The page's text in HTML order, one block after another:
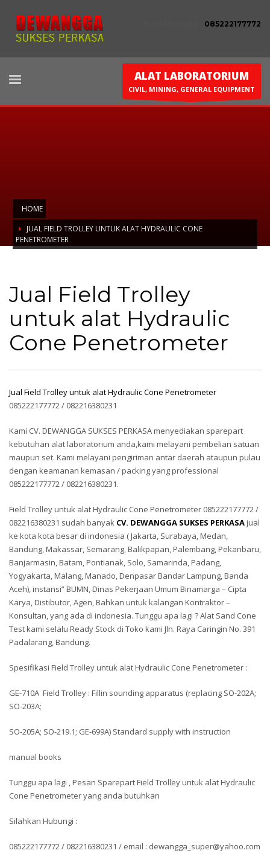
085222177772
ALAT LABORATORIUM
CIVIL, MINING, GENERAL EQUIPMENT
HOME
JUAL FIELD TROLLEY UNTUK ALAT HYDRAULIC CONE
PENETROMETER
Hydraulic Cone Penetrometer
Jual Field Trolley
untuk alat Hydraulic
Cone Penetrometer
Jual Field Trolley untuk alat Hydraulic Cone Penetrometer
085222177772 / 082216380231
Kami CV. DEWANGGA SUKSES PERKASA menyediakan sparepart
kebutuhan alat laboratorium anda,kami melayani pembelian satuan
maupun set. Kami melayani pengiriman antar daerah ataupun pulau
dengan keamanan kemasan / packing yang professional
085222177772 / 082216380231.
Field Trolley untuk alat Hydraulic Cone Penetrometer 085222177772 /
082216380231 sudah banyak CV. DEWANGGA SUKSES PERKASAjual
ke kota kota besar di indonesia ( Jakarta, Surabaya, Medan,
Bandung, Makassar, Semarang, Balikpapan, Palembang, Pekanbaru,
Banjarmasin, Batam, Pontianak, Solo, Samarinda, Padang,
Yogyakarta, Malang, Manado, Denpasar Bandar Lampung, Banda
Aceh), instansi” BUMN, Dinas Pekerjaan Umum Binamarga – Cipta
Karya, Distibutor, Agen, Bahkan untuk kalangan Kontraktor –
Konsultan, yang ada di indonesia. Tunggu apa lagi ? Alat Sand Cone
Test kami selalu Ready Stock di Toko kami Jln. Raya Caringin No. 391
Padalarang, Bandung.
Spesifikasi Field Trolley untuk alat Hydraulic Cone Penetrometer :
GE-710A Field Trolley : Fillin sounding apparatus (replacing SO-202A;
SO-203A;
SO-205A; SO-219.1; GE-699A) Standard supply with instruction
manual books
Tunggu apa lagi , Pesan Sparepart Field Trolley untuk alat Hydraulic
Cone Penetrometer yang anda butuhkan
Silahkan Hubungi :
085222177772 / 082216380231 / email : dewangga_super@yahoo.com